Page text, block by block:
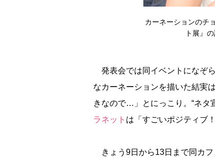
カーネーションのチ
ト展』
発表会では同イベントになぞ
なカーネーションを描いた結実
きなので…」とにっこり。“ネタ
ラネット は「すごいポジティブ
きょう9日から13日まで同カフ